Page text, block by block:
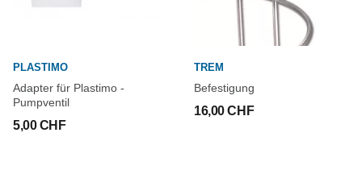
PLASTIMO
Adapter für Plastimo -
Pumpventil
5,00 CHF
TREM
Befestigung
16,00 CHF